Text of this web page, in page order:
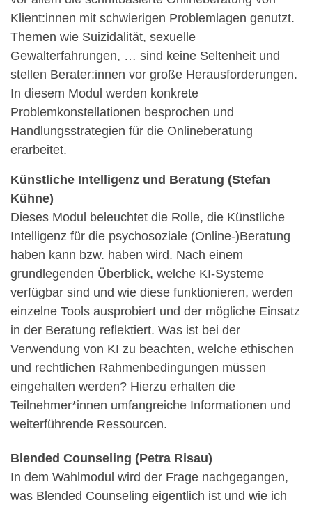
Klient:innen mit schwierigen Problemlagen genutzt.
Themen wie Suizidalität, sexuelle
Gewalterfahrungen, … sind keine Seltenheit und
stellen Berater:innen vor große Herausforderungen.
In diesem Modul werden konkrete
Problemkonstellationen besprochen und
Handlungsstrategien für die Onlineberatung
erarbeitet.
Künstliche Intelligenz und Beratung (Stefan
Kühne)
Dieses Modul beleuchtet die Rolle, die Künstliche
Intelligenz für die psychosoziale (Online-)Beratung
haben kann bzw. haben wird. Nach einem
grundlegenden Überblick, welche KI-Systeme
verfügbar sind und wie diese funktionieren, werden
einzelne Tools ausprobiert und der mögliche Einsatz
in der Beratung reflektiert. Was ist bei der
Verwendung von KI zu beachten, welche ethischen
und rechtlichen Rahmenbedingungen müssen
eingehalten werden? Hierzu erhalten die
Teilnehmer*innen umfangreiche Informationen und
weiterführende Ressourcen.
Blended Counseling (Petra Risau)
In dem Wahlmodul wird der Frage nachgegangen,
was Blended Counseling eigentlich ist und wie ich